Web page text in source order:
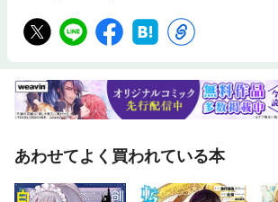
あわせてよく買われている本